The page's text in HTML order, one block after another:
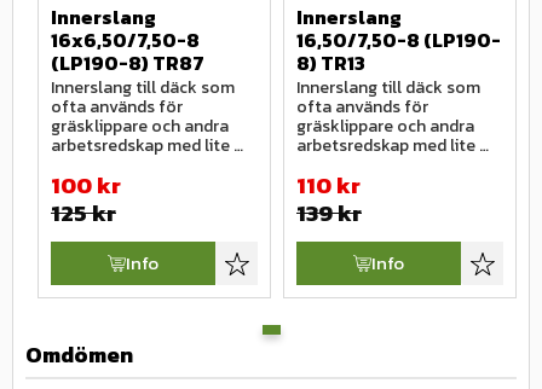
Innerslang
16x6,50/7,50-8
(LP190-8) TR87
Innerslang till däck som
ofta används för
gräsklippare och andra
arbetsredskap med lite
100kr
125kr
Lägg till i favoriter
Info
Innerslang
16,50/7,50-8 (LP190-
8) TR13
Innerslang till däck som
ofta används för
gräsklippare och andra
arbetsredskap med lite
110kr
139kr
Lägg
Info
Omdömen